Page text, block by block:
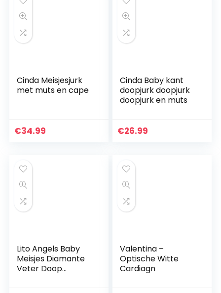
Cinda Meisjesjurk
met muts en cape
€34.99
Cinda Baby kant
doopjurk doopjurk
doopjurk en muts
€26.99
Lito Angels Baby
Meisjes Diamante
Veter Doop
Valentina –
Optische Witte
Cardiagn